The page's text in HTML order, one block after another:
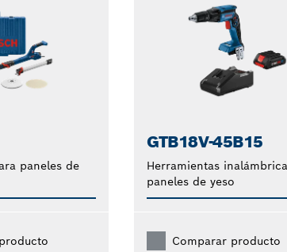
paneles de
GTB18V-45B15
Herramientas
paneles de yeso
Comparar producto